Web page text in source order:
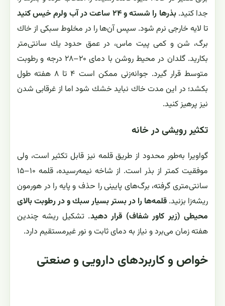
جدا كنید.بذرها را شسته و ۲۴ ساعت در آب ولرم خیس كنید
تا لایه خارجی نرم شود. سپس آن‌ها را در مخلوط سبكی از خاك
برگ، شن و كمی پیت ماس، در عمق حدود یك سانتی‌متر
بكارید. گلدان در محیط روشن با دمای ۲۰–۲۸ درجه و رطوبت
متوسط قرار گیرد. جوانه‌زنی ممكن است ۴ تا ۸ هفته طول
بكشد؛ در این مدت خاك نباید خشك شود اما از غرقابی شدن
نیز پرهیز كنید.
تکثیر رویشی در خانه
گواویرا به‌طور محدود از طریق قلمه نیز قابل تكثیر است، ولی
موفقیت كمتر از بذر است. از شاخه نیمه‌رسیده، قلمه ۱۰–۱۵
سانتی‌متری گرفته، برگ‌های پایینی را حذف و پایه را در هورمون
ریشه‌زا بزنید. قلمه‌ها را در بستر بسیار سبك و در رطوبت بالای
محیطی (زیر كاور شفاف) قرار دهید. تشكیل ریشه چندین
هفته زمان می‌برد و نیاز به دمای ثابت و نور غیرمستقیم دارد.
خواص و کاربردهای دارویی و صنعتی